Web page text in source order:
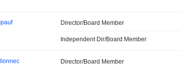
Director/Board Member
Independent Dir/Board Member
Director/Board Member